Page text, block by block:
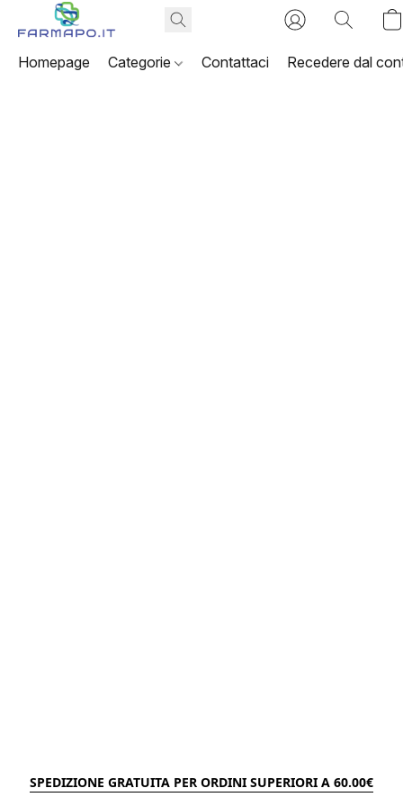
Homepage Categorie Contattaci Recedere dal
SPEDIZIONE GRATUITA PER ORDINI SUPERIORI A 60.00€